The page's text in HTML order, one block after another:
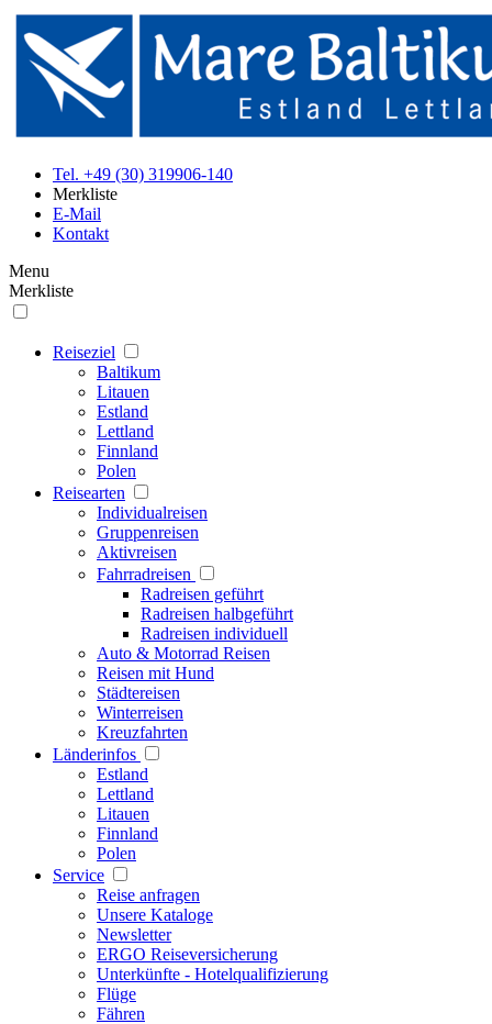
Tel. +49 (30) 319906-140
Merkliste
E-Mail
Kontakt
Menu
Merkliste
Reiseziel
Baltikum
Litauen
Estland
Lettland
Finnland
Polen
Reisearten
Individualreisen
Gruppenreisen
Aktivreisen
Fahrradreisen
Radreisen geführt
Radreisen halbgeführt
Radreisen individuell
Auto & Motorrad Reisen
Reisen mit Hund
Städtereisen
Winterreisen
Kreuzfahrten
Länderinfos
Estland
Lettland
Litauen
Finnland
Polen
Service
Reise anfragen
Unsere Kataloge
Newsletter
ERGO Reiseversicherung
Unterkünfte - Hotelqualifizierung
Flüge
Fähren